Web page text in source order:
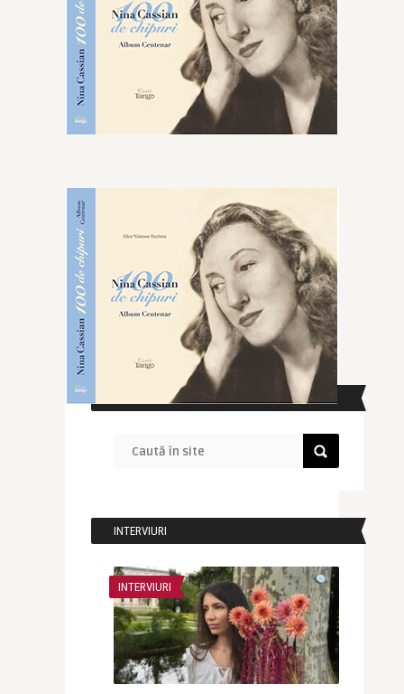
CAUTĂ ÎN SITE
INTERVIURI
INTERVIURI